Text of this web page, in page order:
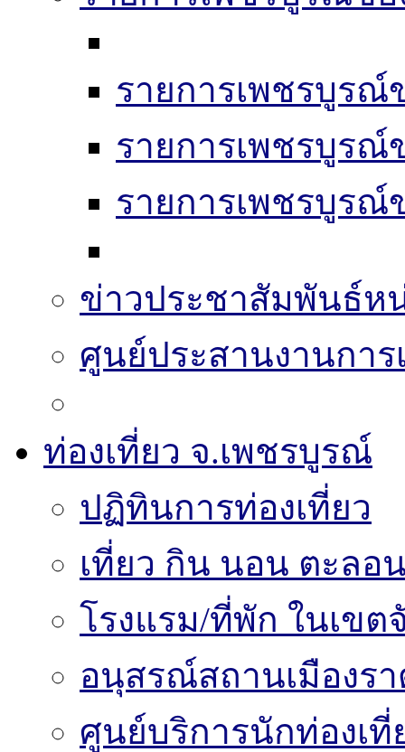
รายการเพชรบูรณ์
รายการเพชรบูรณ์
รายการเพชรบูรณ์
ข่าวประชาสัมพันธ์ห
ศูนย์ประสานงานการ
ท่องเที่ยว จ.เพชรบูรณ์
ปฏิทินการท่องเที่ยว
เที่ยว กิน นอน ตะลอ
โรงแรม/ที่พัก ในเข
อนุสรณ์สถานเมืองร
ศูนย์บริการนักท่องเที่